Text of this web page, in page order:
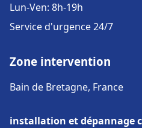
Lun-Ven: 8h-19h
Service d'urgence 24/7
Zone intervention
Bain de Bretagne, France
installation et dépannage